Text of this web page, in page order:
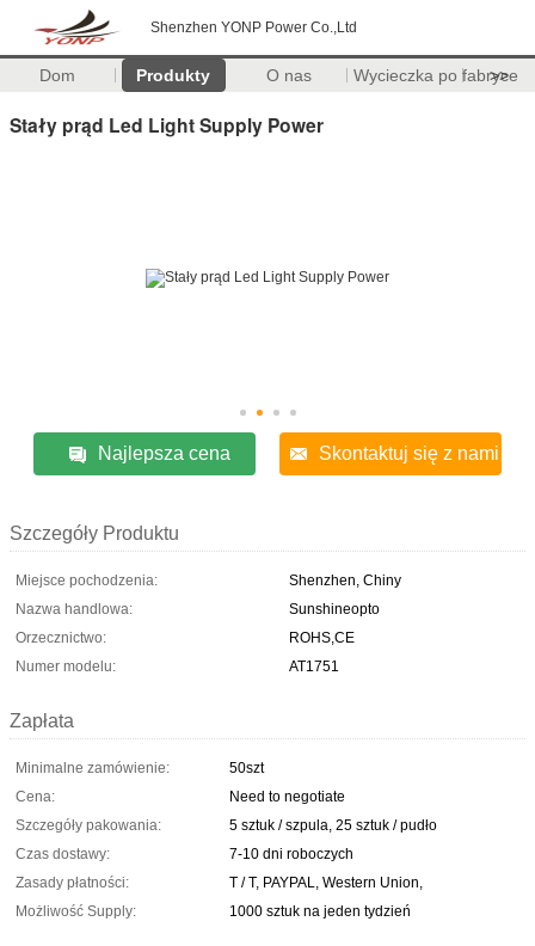
Shenzhen YONP Power Co.,Ltd
Dom Produkty O nas Wycieczka po fabryce
>>
Stały prąd Led Light Supply Power
Najlepsza cena Skontaktuj się z nami
Szczegóły Produktu
Miejsce pochodzenia:
Shenzhen, Chiny
Nazwa handlowa:
Sunshineopto
Orzecznictwo:
ROHS,CE
Numer modelu:
AT1751
Zapłata
Minimalne zamówienie:
50szt
Cena:
Need to negotiate
Szczegóły pakowania:
5 sztuk / szpula, 25 sztuk / pudło
Czas dostawy:
7-10 dni roboczych
Zasady płatności:
T / T, PAYPAL, Western Union,
Możliwość Supply:
1000 sztuk na jeden tydzień